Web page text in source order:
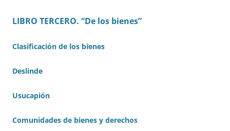
LIBRO TERCERO. “De los bienes”
Clasificación de los bienes
Deslinde
Usucapión
Comunidades de bienes y derechos